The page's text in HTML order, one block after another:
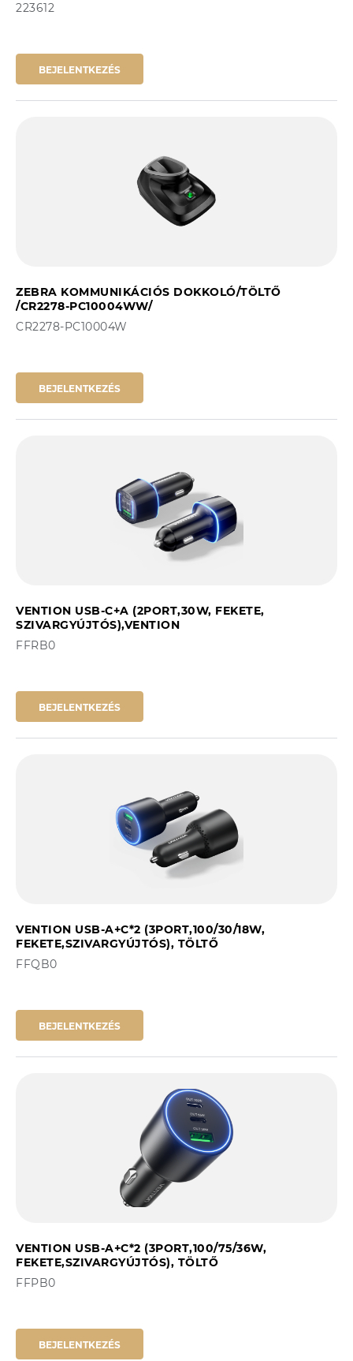
223612
BEJELENTKEZÉS
ZEBRA KOMMUNIKÁCIÓS DOKKOLÓ/TÖLTŐ
/CR2278-PC10004WW/
CR2278-PC10004W
BEJELENTKEZÉS
VENTION USB-C+A (2PORT,30W, FEKETE,
SZIVARGYÚJTÓS),VENTION
FFRB0
BEJELENTKEZÉS
VENTION USB-A+C*2 (3PORT,100/30/18W,
FEKETE,SZIVARGYÚJTÓS), TÖLTŐ
FFQB0
BEJELENTKEZÉS
VENTION USB-A+C*2 (3PORT,100/75/36W,
FEKETE,SZIVARGYÚJTÓS), TÖLTŐ
FFPB0
BEJELENTKEZÉS